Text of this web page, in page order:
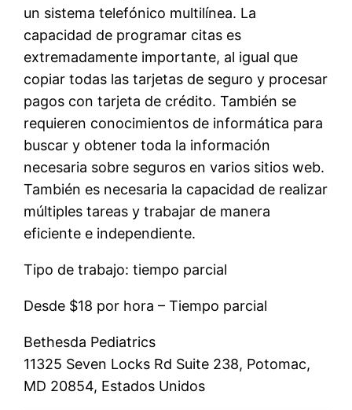
un sistema telefónico multilínea. La
capacidad de programar citas es
extremadamente importante, al igual que
copiar todas las tarjetas de seguro y procesar
pagos con tarjeta de crédito. También se
requieren conocimientos de informática para
buscar y obtener toda la información
necesaria sobre seguros en varios sitios web.
También es necesaria la capacidad de realizar
múltiples tareas y trabajar de manera
eficiente e independiente.
Tipo de trabajo: tiempo parcial
Desde $18 por hora – Tiempo parcial
Bethesda Pediatrics
11325 Seven Locks Rd Suite 238, Potomac,
MD 20854, Estados Unidos